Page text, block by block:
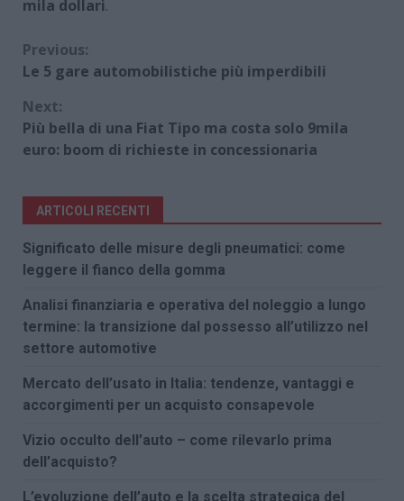
mila dollari.
Continue
Reading
Previous:
Le 5 gare automobilistiche più imperdibili
Next:
Più bella di una Fiat Tipo ma costa solo 9mila
euro: boom di richieste in concessionaria
ARTICOLI RECENTI
Significato delle misure degli pneumatici: come
leggere il fianco della gomma
Analisi finanziaria e operativa del noleggio a lungo
termine: la transizione dal possesso all’utilizzo nel
settore automotive
Mercato dell’usato in Italia: tendenze, vantaggi e
accorgimenti per un acquisto consapevole
Vizio occulto dell’auto – come rilevarlo prima
dell’acquisto?
L’evoluzione dell’auto e la scelta strategica del